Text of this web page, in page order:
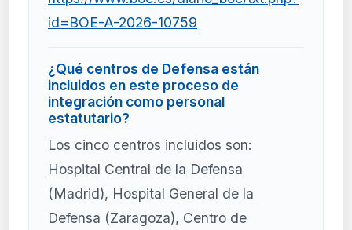
id=BOE-A-2026-10759
¿Qué centros de Defensa están
incluidos en este proceso de
integración como personal
estatutario?
Los cinco centros incluidos son:
Hospital Central de la Defensa
(Madrid), Hospital General de la
Defensa (Zaragoza), Centro de